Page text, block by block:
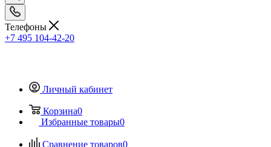
Телефоны
+7 495 104-42-20
Личный кабинет
Корзина0
Избранные товары0
Сравнение товаров0